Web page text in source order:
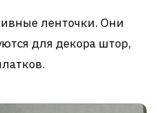
ленточки. Они
для декора штор,